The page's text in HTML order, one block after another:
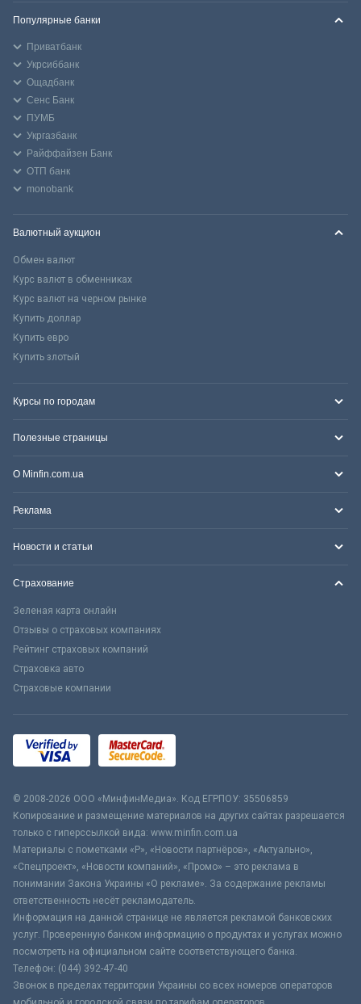
Популярные банки
Приватбанк
Укрсиббанк
Ощадбанк
Сенс Банк
ПУМБ
Укргазбанк
Райффайзен Банк
ОТП банк
monobank
Валютный аукцион
Обмен валют
Курс валют в обменниках
Курс валют на черном рынке
Купить доллар
Купить евро
Купить злотый
Курсы по городам
Полезные страницы
О Minfin.com.ua
Реклама
Новости и статьи
Страхование
Зеленая карта онлайн
Отзывы о страховых компаниях
Рейтинг страховых компаний
Страховка авто
Страховые компании
© 2008-2026 ООО «МинфинМедиа». Код ЕГРПОУ: 35506859
Копирование и размещение материалов на других сайтах разрешается
только с гиперссылкой вида: www.minfin.com.ua
Материалы с пометками «Р», «Новости партнёров», «Актуально»,
«Спецпроект», «Новости компаний», «Промо» – это реклама в
понимании Закона Украины «О рекламе». За содержание рекламы
ответственность несёт рекламодатель.
Информация на данной странице не является рекламой банковских
услуг. Проверенную банком информацию о продуктах и услугах можно
посмотреть на официальном сайте соответствующего банка.
Телефон: (044) 392-47-40
Звонок в пределах территории Украины со всех номеров операторов